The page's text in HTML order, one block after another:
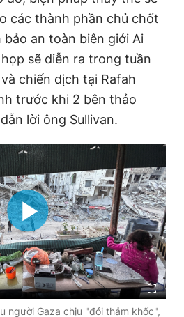
các thành phần chủ chốt
bảo an toàn biên giới Ai
sẽ diễn ra trong tuần
chiến dịch tại Rafah
trước khi 2 bên thảo
lời ông Sullivan.
người Gaza chịu "đói thảm khốc",